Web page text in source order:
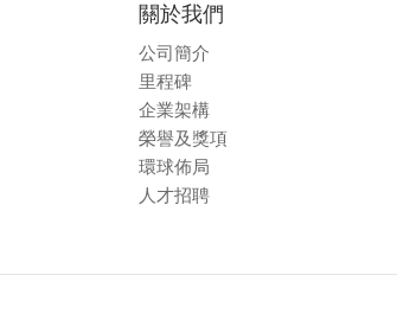
關於我們
公司簡介
里程碑
企業架構
榮譽及獎項
環球佈局
人才招聘